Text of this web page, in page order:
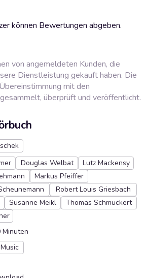
können Bewertungen abgeben.
von angemeldeten Kunden, die
Dienstleistung gekauft haben. Die
mit den
gesammelt, überprüft und veröffentlicht.
Douglas Welbat
Lutz Mackensy
Markus Pfeiffer
Robert Louis Griesbach
Susanne Meikl
Thomas Schmuckert
Minuten